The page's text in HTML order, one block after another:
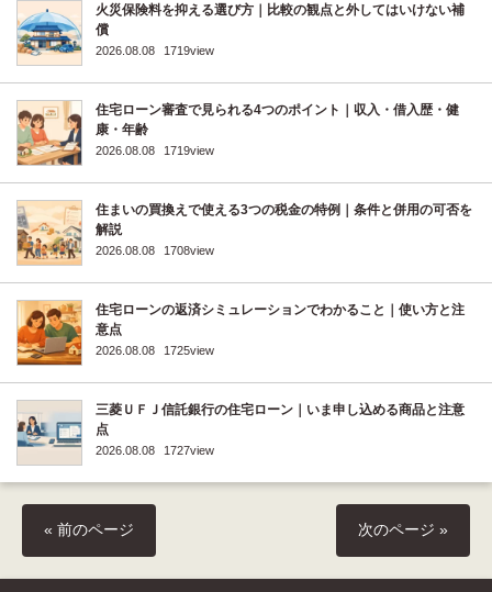
火災保険料を抑える選び方｜比較の観点と外してはいけない補
償
2026.08.08 1719view
住宅ローン審査で見られる4つのポイント｜収入・借入歴・健
康・年齢
2026.08.08 1719view
住まいの買換えで使える3つの税金の特例｜条件と併用の可否を
解説
2026.08.08 1708view
住宅ローンの返済シミュレーションでわかること｜使い方と注
意点
2026.08.08 1725view
三菱ＵＦＪ信託銀行の住宅ローン｜いま申し込める商品と注意
点
2026.08.08 1727view
« 前のページ 次のページ »